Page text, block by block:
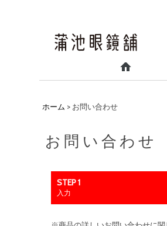
ホーム > お問い合わせ
お問い合わせ
STEP 1
入力